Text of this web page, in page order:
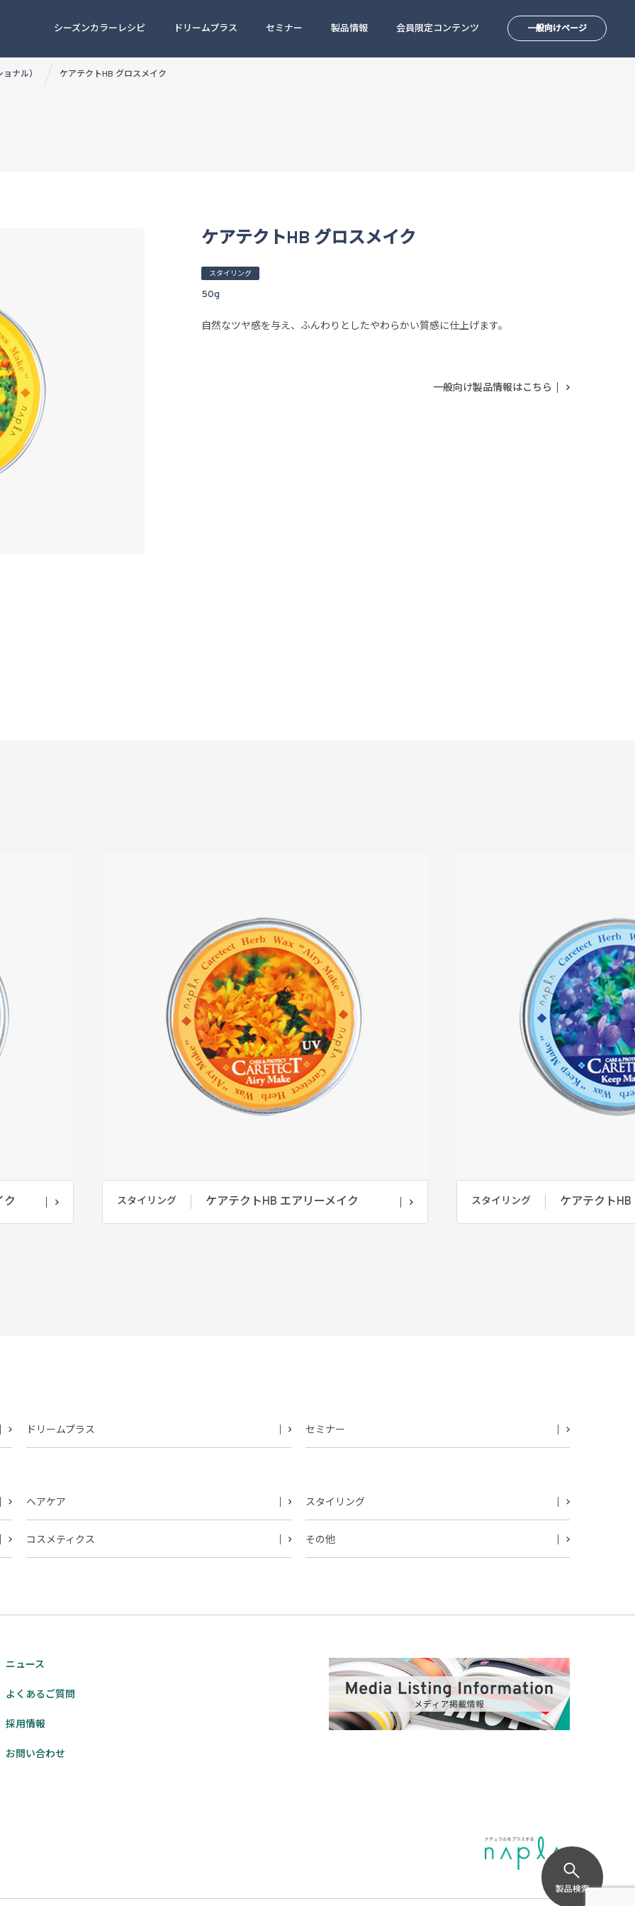
シーズンカラーレシピ ドリームプラス セミナー 製品情報 会員限定コンテンツ 一般向けページ
ケアテクトHB グロスメイク
スタイリング
50g
自然なツヤ感を与え、ふんわりとしたやわらかい質感に仕上げます。
一般向け製品情報はこちら
ク スタイリング ケアテクトHB エアリーメイク スタイリング ケアテクト
ドリームプラス セミナー
ヘアケア スタイリング
コスメティクス その他
ナル） ケアテクトHB グロスメイク
ニュース
よくあるご質問
採用情報
お問い合わせ